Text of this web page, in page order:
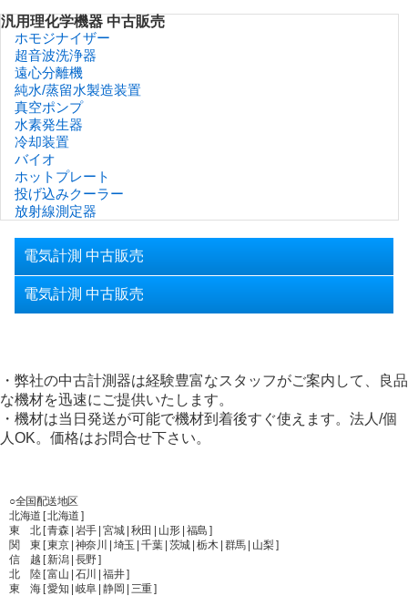
汎用理化学機器 中古販売
ホモジナイザー
超音波洗浄器
遠心分離機
純水/蒸留水製造装置
真空ポンプ
水素発生器
冷却装置
バイオ
ホットプレート
投げ込みクーラー
放射線測定器
電気計測 中古販売
電気計測 中古販売
・弊社の中古計測器は経験豊富なスタッフがご案内して、良品
な機材を迅速にご提供いたします。
・機材は当日発送が可能で機材到着後すぐ使えます。法人/個
人OK。価格はお問合せ下さい。
○全国配送地区
北海道 [ 北海道 ]
東 北 [ 青森 | 岩手 | 宮城 | 秋田 | 山形 | 福島 ]
関 東 [ 東京 | 神奈川 | 埼玉 | 千葉 | 茨城 | 栃木 | 群馬 | 山梨 ]
信 越 [ 新潟 | 長野 ]
北 陸 [ 富山 | 石川 | 福井 ]
東 海 [ 愛知 | 岐阜 | 静岡 | 三重 ]